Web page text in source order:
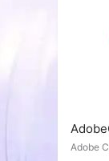
版
Adobe